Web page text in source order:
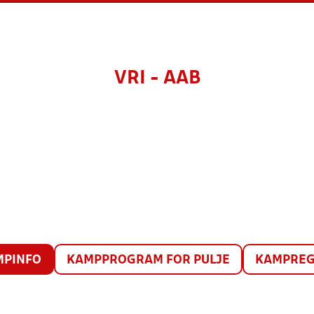
VRI - AAB
KAMPPROGRAM FOR PULJE